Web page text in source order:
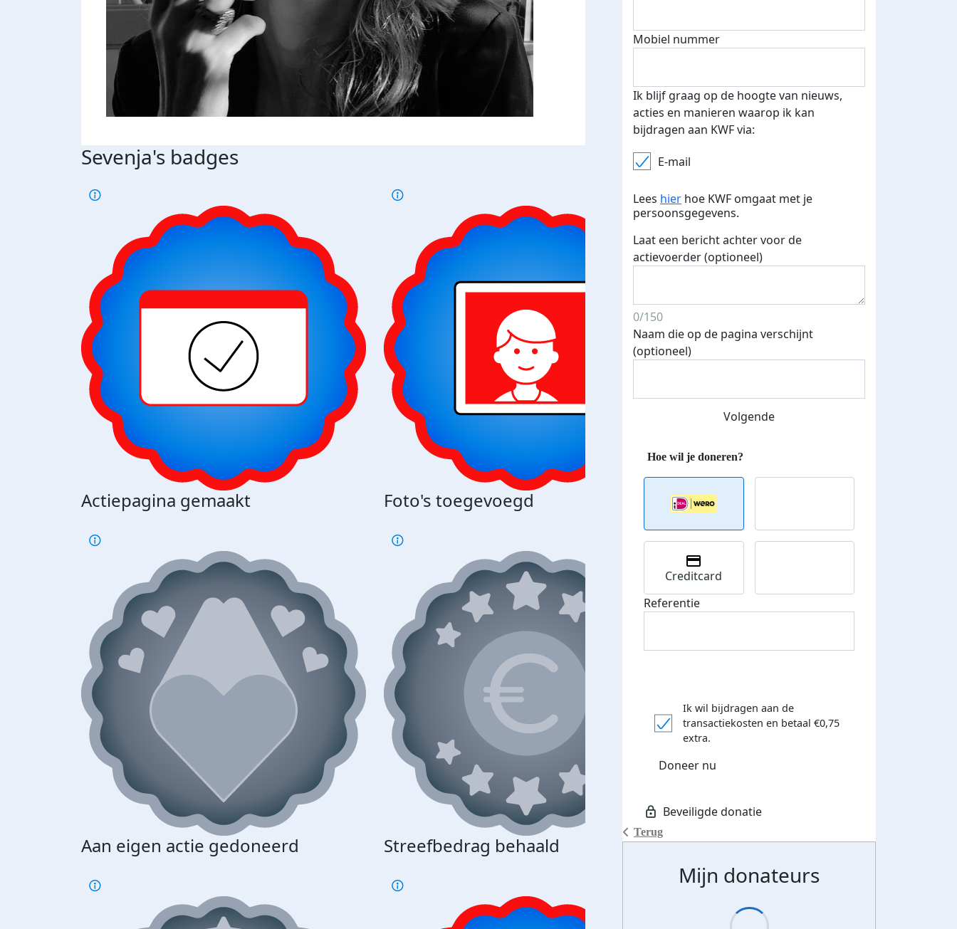
Sevenja's badges
Actiepagina gemaakt Foto's toegevoegd E-mails verstuurd
Aan eigen actie gedoneerd Streefbedrag behaald Streefbedrag verhoogd
€500 euro opgehaald: t-shirt
verdiend
Mobiel nummer
Ik blijf graag op de hoogte van nieuws,
acties en manieren waarop ik kan
bijdragen aan KWF via:
E-mail
Lees hier hoe KWF omgaat met je
persoonsgegevens.
Laat een bericht achter voor de
actievoerder (optioneel)
0/150
Naam die op de pagina verschijnt
(optioneel)
Volgende
Terug
Creditcard
Referentie
Ik wil bijdragen aan de
transactiekosten en betaal €0,75
extra.
Doneer nu
Mijn donateurs